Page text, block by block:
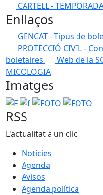
CARTELL -
Enllaços
GENCAT - Tipus de
PROTECCIÓ CIVIL -
boletaires
Web de la
MICOLOGIA
Imatges
F f FOTO FOTO
RSS
L'actualitat a un clic
Notícies
Agenda
Avisos
Agenda política